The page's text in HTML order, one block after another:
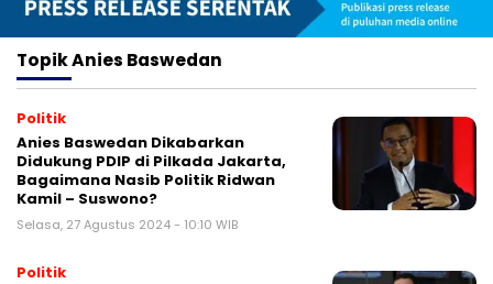
TopikAnies Baswedan
Politik
Anies Baswedan Dikabarkan
Didukung PDIP di Pilkada Jakarta,
Bagaimana Nasib Politik Ridwan
Kamil – Suswono?
Selasa, 27 Agustus 2024 - 10:10 WIB
Politik